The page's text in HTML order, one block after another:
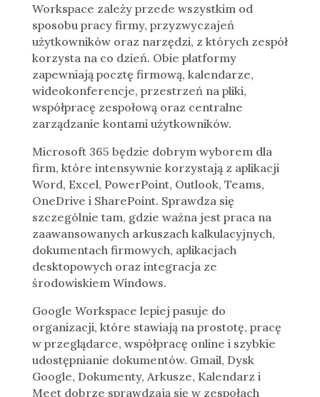
Workspace zależy przede wszystkim od
sposobu pracy firmy, przyzwyczajeń
użytkowników oraz narzędzi, z których zespół
korzysta na co dzień. Obie platformy
zapewniają pocztę firmową, kalendarze,
wideokonferencje, przestrzeń na pliki,
współpracę zespołową oraz centralne
zarządzanie kontami użytkowników.
Microsoft 365 będzie dobrym wyborem dla
firm, które intensywnie korzystają z aplikacji
Word, Excel, PowerPoint, Outlook, Teams,
OneDrive i SharePoint. Sprawdza się
szczególnie tam, gdzie ważna jest praca na
zaawansowanych arkuszach kalkulacyjnych,
dokumentach firmowych, aplikacjach
desktopowych oraz integracja ze
środowiskiem Windows.
Google Workspace lepiej pasuje do
organizacji, które stawiają na prostotę, pracę
w przeglądarce, współpracę online i szybkie
udostępnianie dokumentów. Gmail, Dysk
Google, Dokumenty, Arkusze, Kalendarz i
Meet dobrze sprawdzają się w zespołach